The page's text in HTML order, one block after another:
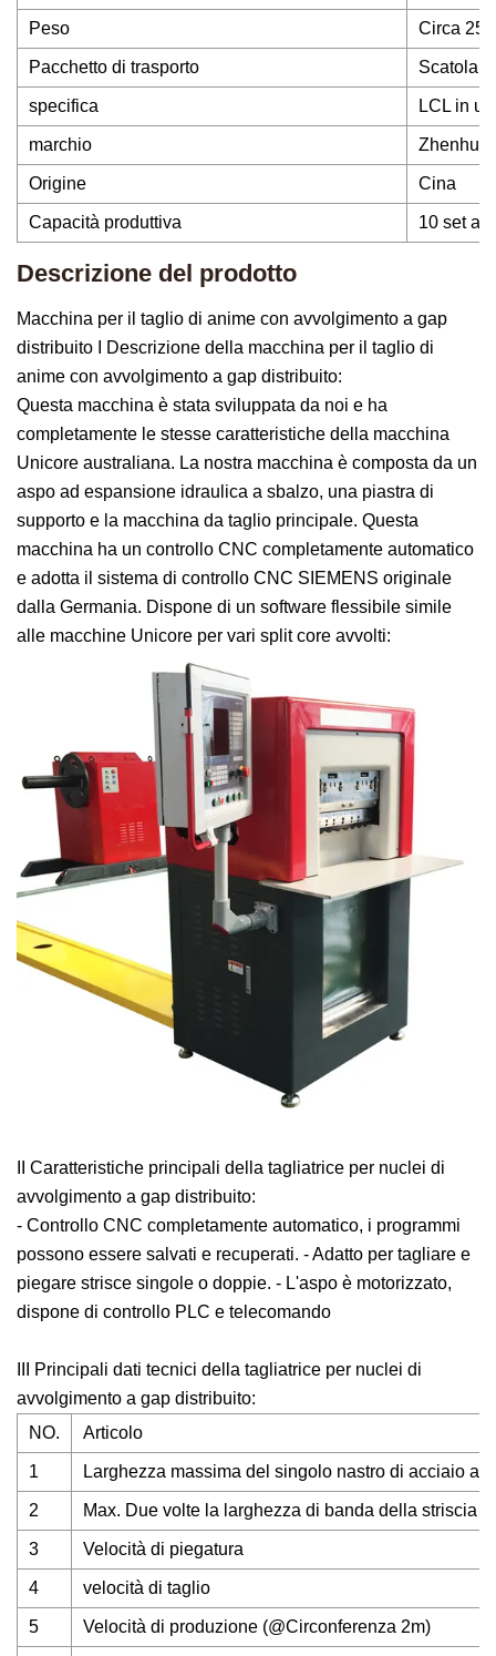
Peso Circa
Pacchetto di trasporto Scatola
specifica LCL in
marchio
Origine Cina
Capacità produttiva 10 set al
Descrizione del prodotto
Macchina per il taglio di anime con avvolgimento a gap
distribuito I Descrizione della macchina per il taglio di
anime con avvolgimento a gap distribuito:
Questa macchina è stata sviluppata da noi e ha
completamente le stesse caratteristiche della macchina
Unicore australiana. La nostra macchina è composta da un
aspo ad espansione idraulica a sbalzo, una piastra di
supporto e la macchina da taglio principale. Questa
macchina ha un controllo CNC completamente automatico
e adotta il sistema di controllo CNC SIEMENS originale
dalla Germania. Dispone di un software flessibile simile
alle macchine Unicore per vari split core avvolti:
II Caratteristiche principali della tagliatrice per nuclei di
avvolgimento a gap distribuito:
- Controllo CNC completamente automatico, i programmi
possono essere salvati e recuperati. - Adatto per tagliare e
piegare strisce singole o doppie. - L'aspo è motorizzato,
dispone di controllo PLC e telecomando
III Principali dati tecnici della tagliatrice per nuclei di
avvolgimento a gap distribuito:
NO.
Articolo
1 Larghezza massima del singolo nastro di acciaio al
2 Max. Due volte la larghezza di banda della striscia
3 Velocità di piegatura
4 velocità di taglio
5 Velocità di produzione (@Circonferenza 2m)